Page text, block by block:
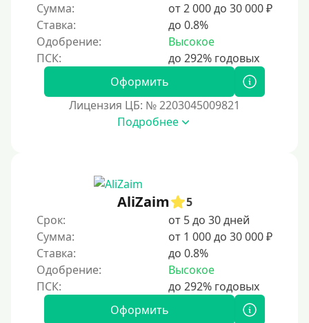
4 месяца
5 месяцев
На полгода
10 месяцев
4 года
5 лет
Краткосрочные
Долгосрочные
Принятие решения
Сумма:
от 2 000 до 30 000 ₽
Ставка:
до 0.8%
Одобрение:
Высокое
Оформить
Лицензия ЦБ: № 2203045009821
Подробнее
AliZaim
5
Срок:
от 5 до 30 дней
Сумма:
от 1 000 до 30 000 ₽
Ставка:
до 0.8%
Одобрение:
Высокое
Оформить